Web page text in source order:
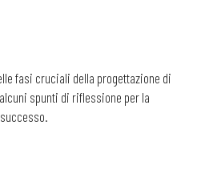
fasi cruciali della progettazione di
spunti di riflessione per la